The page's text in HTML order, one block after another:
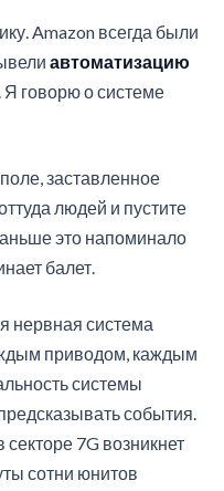
Amazon всегда были
автоматизацию
Я говорю о системе
заставленное
людей и пустите
это напоминало
балет.
нервная система
приводом, каждым
системы
события.
секторе 7G возникнет
сотни юнитов